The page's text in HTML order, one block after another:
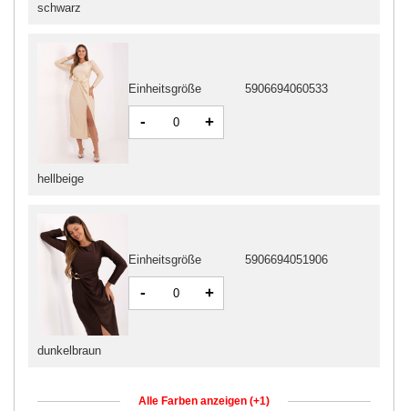
schwarz
hellbeige
Einheitsgröße 5906694060533
- +
dunkelbraun
Einheitsgröße 5906694051906
- +
Alle Farben anzeigen (+1)